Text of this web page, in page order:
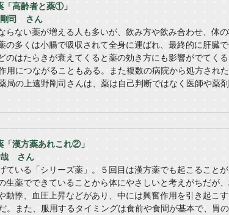
「高齢者と薬①」
剛司 さん
らない薬が増える人も多いが、飲み方や飲み合わせ、体
の多くは小腸で吸収されて全身に運ばれ、最終的に肝臓
のはたらきが衰えてくると薬の効き方にも影響がでてく
用につながることもある。また複数の病院から処方され
局の上遠野剛司さんは、薬は自己判断ではなく医師や薬
「漢方薬あれこれ②」
哉 さん
ている「シリーズ薬」。５回目は漢方薬でも起こること
生薬でできていることから体にやさしいと考えがちだが
動悸、血圧上昇などがあり、中には興奮作用を引き起こ
。また、服用するタイミングは食前や食間が基本で、胃